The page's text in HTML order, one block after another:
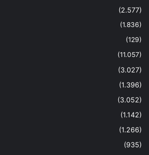
(2.577)
(1.836)
(129)
(11.057)
(3.027)
(1.396)
(3.052)
(1.142)
(1.266)
(935)